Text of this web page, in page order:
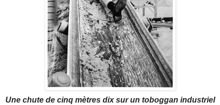
Une chute de cinq mètres dix sur un toboggan industriel